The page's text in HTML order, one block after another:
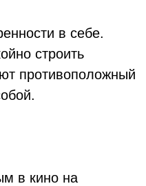
в себе.
строить
противоположный
в кино на